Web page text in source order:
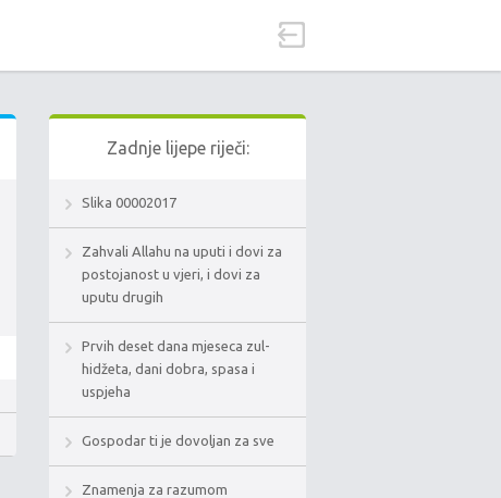
Zadnje lijepe riječi:
Slika 00002017
Zahvali Allahu na uputi i dovi za
postojanost u vjeri, i dovi za
uputu drugih
Prvih deset dana mjeseca zul-
hidžeta, dani dobra, spasa i
uspjeha
Gospodar ti je dovoljan za sve
Znamenja za razumom